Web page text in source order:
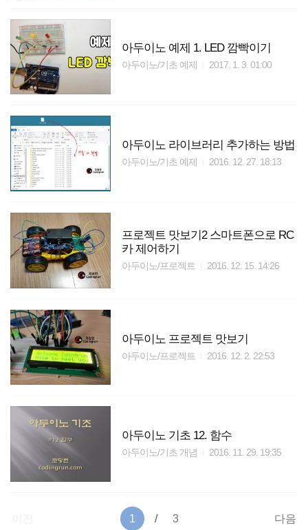
아두이노 예제 1. LED 깜빡이기
아두이노/기초 예제 2017. 1. 3. 01:00
아두이노 라이브러리 추가하는 방법
아두이노/기초 예제 2016. 12. 27. 18:13
프로젝트 맛보기2 스마트폰으로 RC
카 제어하기
아두이노/프로젝트 2016. 12. 15. 14:26
아두이노 프로젝트 맛보기
아두이노/프로젝트 2016. 12. 2. 22:53
아두이노 기초 12. 함수
아두이노/기초 개념 2016. 11. 29. 19:35
1 3 다음